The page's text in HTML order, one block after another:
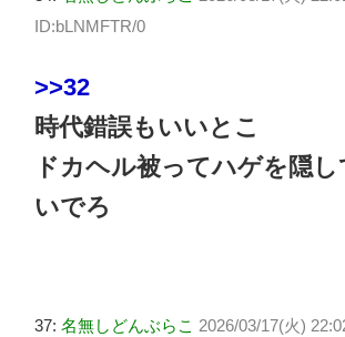
ID:bLNMFTR/0
>>32
時代錯誤もいいとこ
ドカヘル被ってハゲを隠
いでろ
37: 名無しどんぶらこ 2026/03/17(火)